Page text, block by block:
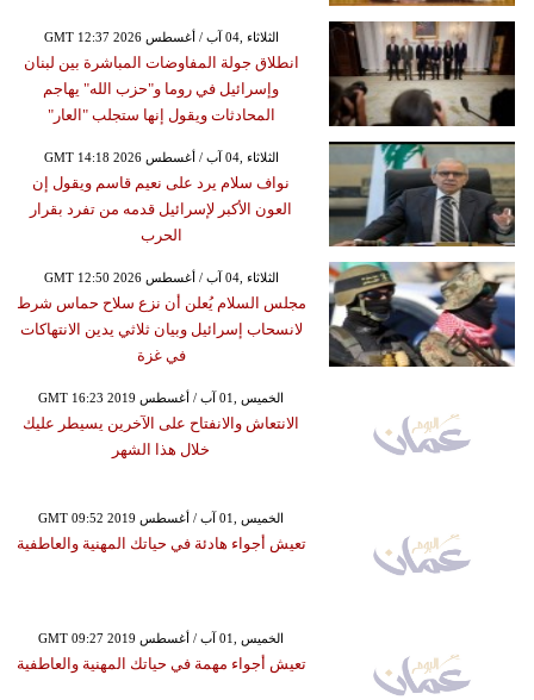
GMT 12:37 2026 الثلاثاء ,04 آب / أغسطس
انطلاق جولة المفاوضات المباشرة بين لبنان
وإسرائيل في روما و"حزب الله" يهاجم
المحادثات ويقول إنها ستجلب "العار"
GMT 14:18 2026 الثلاثاء ,04 آب / أغسطس
نواف سلام يرد على نعيم قاسم ويقول إن
العون الأكبر لإسرائيل قدمه من تفرد بقرار
الحرب
GMT 12:50 2026 الثلاثاء ,04 آب / أغسطس
مجلس السلام يُعلن أن نزع سلاح حماس شرط
لانسحاب إسرائيل وبيان ثلاثي يدين الانتهاكات
في غزة
GMT 16:23 2019 الخميس ,01 آب / أغسطس
الانتعاش والانفتاح على الآخرين يسيطر عليك
خلال هذا الشهر
GMT 09:52 2019 الخميس ,01 آب / أغسطس
تعيش أجواء هادئة في حياتك المهنية والعاطفية
GMT 09:27 2019 الخميس ,01 آب / أغسطس
تعيش أجواء مهمة في حياتك المهنية والعاطفية